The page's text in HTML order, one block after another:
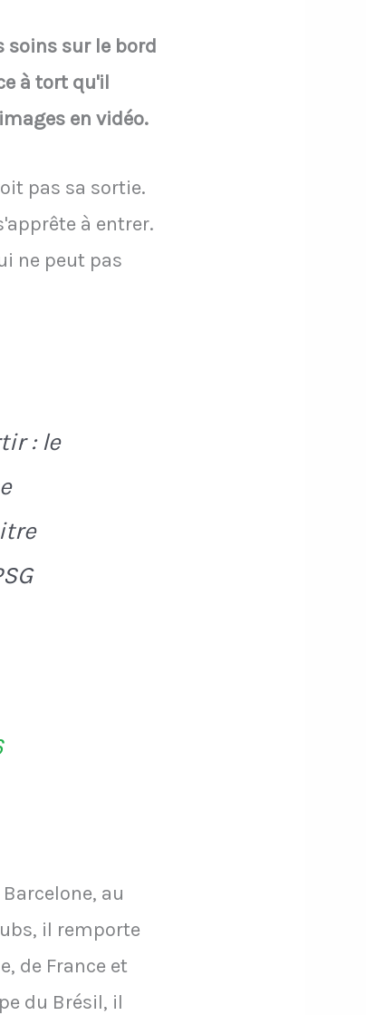
soins sur le bord
à tort qu'il
en vidéo.
pas sa sortie.
à entrer.
ne peut pas
: le
au
il remporte
de France et
du Brésil, il